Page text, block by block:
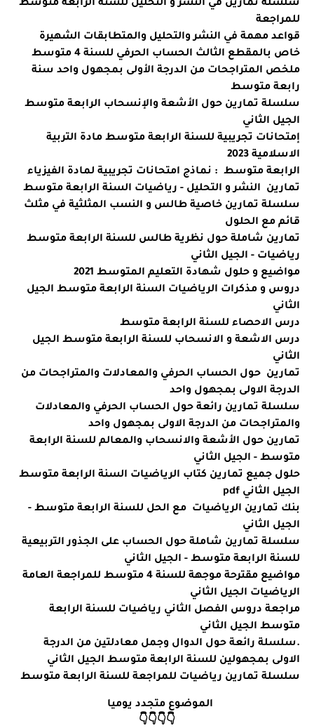
للمراجعة
قواعد مهمة في النشر والتحليل والمتطابقات الشهيرة
خاص بالمقطع الثالث الحساب الحرفي للسنة 4 متوسط
ملخص المتراجحات من الدرجة الأولى بمجهول واحد سنة
رابعة متوسط
سلسلة تمارين حول الأشعة والإنسحاب الرابعة متوسط
الجيل الثاني
إمتحانات تجريبية للسنة الرابعة متوسط مادة التربية
الاسلامية 2023
الرابعة متوسط : نماذج امتحانات تجريبية لمادة الفيزياء
تمارين النشر و التحليل - رياضيات السنة الرابعة متوسط
سلسلة تمارين خاصية طالس و النسب المثلثية في مثلث
قائم مع الحلول
تمارين شاملة حول نظرية طالس للسنة الرابعة متوسط
رياضيات - الجيل الثاني
مواضيع و حلول شهادة التعليم المتوسط 2021
دروس و مذكرات الرياضيات السنة الرابعة متوسط الجيل
الثاني
درس الاحصاء للسنة الرابعة متوسط
درس الاشعة و الانسحاب للسنة الرابعة متوسط الجيل
الثاني
تمارين حول الحساب الحرفي والمعادلات والمتراجحات من
الدرجة الاولى بمجهول واحد
سلسلة تمارين رائعة حول الحساب الحرفي والمعادلات
والمتراجحات من الدرجة الاولى بمجهول واحد
تمارين حول الأشعة والانسحاب والمعالم للسنة الرابعة
متوسط - الجيل الثاني
حلول جميع تمارين كتاب الرياضيات السنة الرابعة متوسط
الجيل الثاني pdf
بنك تمارين الرياضيات مع الحل للسنة الرابعة متوسط -
الجيل الثاني
سلسلة تمارين شاملة حول الحساب على الجذور التربيعية
للسنة الرابعة متوسط - الجيل الثاني
مواضيع مقترحة موجهة للسنة 4 متوسط للمراجعة العامة
الرياضيات الجيل الثاني
مراجعة دروس الفصل الثاني رياضيات للسنة الرابعة
متوسط الجيل الثاني
.سلسلة رائعة حول الدوال وجمل معادلتين من الدرجة
الاولى بمجهولين للسنة الرابعة متوسط الجيل الثاني
سلسلة تمارين رياضيات للمراجعة للسنة الرابعة متوسط
الموضوع متجدد يوميا
👇👇👇👇